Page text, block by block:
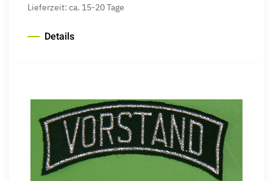
Lieferzeit: ca. 15-20 Tage
Details